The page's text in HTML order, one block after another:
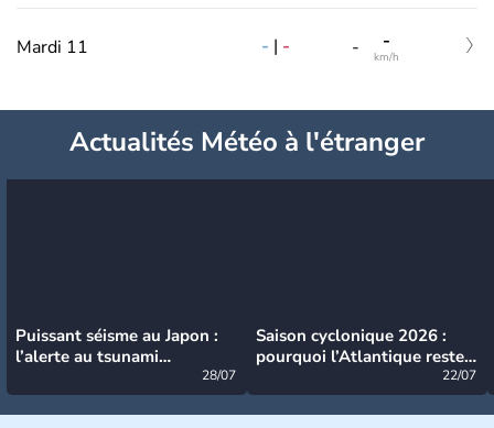
Mardi 11 - | - - -
km/h
Actualités Météo à l'étranger
Puissant séisme au Japon :
l’alerte au tsunami
28/07
Saison cyclonique 2026 :
pourquoi l’Atlantique reste
22/07